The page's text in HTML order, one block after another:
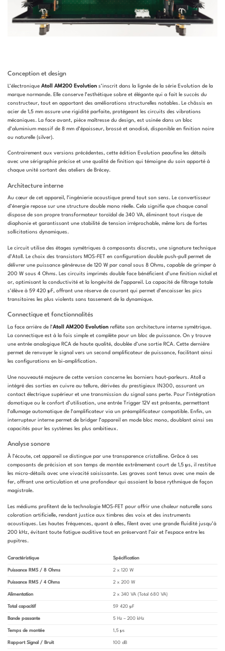
Conception et design
L’électronique Atoll AM200 Evolution s’inscrit dans la lignée de la série Evolution de la
marque normande. Elle conserve l’esthétique sobre et élégante qui a fait le succès du
constructeur, tout en apportant des améliorations structurelles notables. Le châssis en
acier de 1,5 mm assure une rigidité parfaite, protégeant les circuits des vibrations
mécaniques. La face avant, pièce maîtresse du design, est usinée dans un bloc
d’aluminium massif de 8 mm d’épaisseur, brossé et anodisé, disponible en finition noire
ou naturelle (silver).
Contrairement aux versions précédentes, cette édition Evolution peaufine les détails
avec une sérigraphie précise et une qualité de finition qui témoigne du soin apporté à
chaque unité sortant des ateliers de Brécey.
Architecture interne
Au cœur de cet appareil, l’ingénierie acoustique prend tout son sens. Le convertisseur
d’énergie repose sur une structure double mono réelle. Cela signifie que chaque canal
dispose de son propre transformateur toroïdal de 340 VA, éliminant tout risque de
diaphonie et garantissant une stabilité de tension irréprochable, même lors de fortes
sollicitations dynamiques.
Le circuit utilise des étages symétriques à composants discrets, une signature technique
d’Atoll. Le choix des transistors MOS-FET en configuration double push-pull permet de
délivrer une puissance généreuse de 120 W par canal sous 8 Ohms, capable de grimper à
200 W sous 4 Ohms. Les circuits imprimés double face bénéficient d’une finition nickel et
or, optimisant la conductivité et la longévité de l’appareil. La capacité de filtrage totale
s’élève à 59 420 µF, offrant une réserve de courant qui permet d’encaisser les pics
transitoires les plus violents sans tassement de la dynamique.
Connectique et fonctionnalités
La face arrière de l’Atoll AM200 Evolution reflète son architecture interne symétrique.
La connectique est à la fois simple et complète pour un bloc de puissance. On y trouve
une entrée analogique RCA de haute qualité, doublée d’une sortie RCA. Cette dernière
permet de renvoyer le signal vers un second amplificateur de puissance, facilitant ainsi
les configurations en bi-amplification.
Une nouveauté majeure de cette version concerne les borniers haut-parleurs. Atoll a
intégré des sorties en cuivre au tellure, dérivées du prestigieux IN300, assurant un
contact électrique supérieur et une transmission du signal sans perte. Pour l’intégration
domotique ou le confort d’utilisation, une entrée Trigger 12V est présente, permettant
l’allumage automatique de l’amplificateur via un préamplificateur compatible. Enfin, un
interrupteur interne permet de bridger l’appareil en mode bloc mono, doublant ainsi ses
capacités pour les systèmes les plus ambitieux.
Analyse sonore
À l’écoute, cet appareil se distingue par une transparence cristalline. Grâce à ses
composants de précision et son temps de montée extrêmement court de 1,5 µs, il restitue
les micro-détails avec une vivacité saisissante. Les graves sont tenus avec une main de
fer, offrant une articulation et une profondeur qui assoient la base rythmique de façon
magistrale.
Les médiums profitent de la technologie MOS-FET pour offrir une chaleur naturelle sans
coloration artificielle, rendant justice aux timbres des voix et des instruments
acoustiques. Les hautes fréquences, quant à elles, filent avec une grande fluidité jusqu’à
200 kHz, évitant toute fatigue auditive tout en préservant l’air et l’espace entre les
pupitres.
Caractéristique Spécification
Puissance RMS / 8 Ohms 2 x 120 W
Puissance RMS / 4 Ohms 2 x 200 W
Alimentation 2 x 340 VA (Total 680 VA)
Total capacitif 59 420 µF
Bande passante 5 Hz – 200 kHz
Temps de montée 1,5 µs
Rapport Signal / Bruit 100 dB